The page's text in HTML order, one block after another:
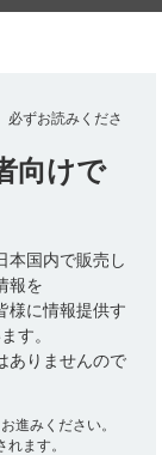
Information
年ですか？
ます。（引用
を検索できま
必ずお読みくださ
向けで
本国内で販売し
報を
様に情報提供す
す。
ありませんので
進みください。
ます。